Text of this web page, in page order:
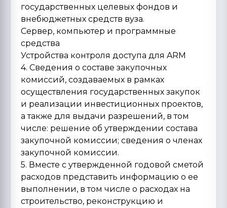
государственных целевых фондов и
внебюджетных средств вуза.
Сервер, компьютер и программные
средства
Устройства контроля доступа для ARM
4. Сведения о составе закупочных
комиссий, создаваемых в рамках
осуществления государственных закупок
и реализации инвестиционных проектов,
а также для выдачи разрешений, в том
числе: решение об утверждении состава
закупочной комиссии; сведения о членах
закупочной комиссии.
5. Вместе с утвержденной годовой сметой
расходов представить информацию о ее
выполнении, в том числе о расходах на
строительство, реконструкцию и